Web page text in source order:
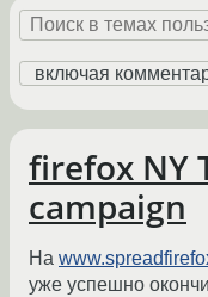
firefox NY
campaign
На
уже успешно